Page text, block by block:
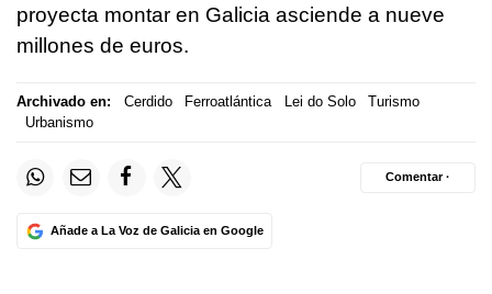
proyecta montar en Galicia asciende a nueve
millones de euros.
Archivado en: Cerdido Ferroatlántica Lei do Solo
Turismo
Urbanismo
Añade a La Voz de Galicia en Google
Comentar ·